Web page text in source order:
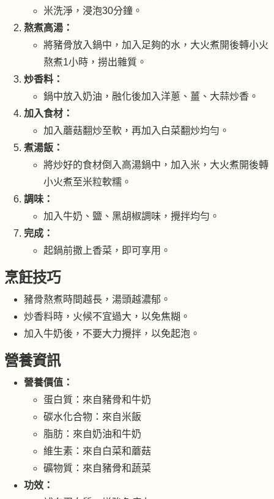
米洗淨，浸泡30分鐘。
熬煮高湯：
將豬骨放入鍋中，加入足夠的水，大火煮開後轉小火
熬煮1小時，撈出雜質。
炒香料：
鍋中放入奶油，融化後加入洋蔥、薑、大蒜炒香。
加入食材：
加入蘑菇翻炒至軟，再加入白菜翻炒均勻。
煮湯飯：
將炒好的食材倒入高湯鍋中，加入米，大火煮開後轉
小火煮至米粒軟糯。
調味：
加入牛奶、鹽、黑胡椒調味，攪拌均勻。
完成：
起鍋前撒上香菜，即可享用。
烹飪技巧
豬骨熬煮時間越長，湯頭越濃郁。
炒香料時，火候不宜過大，以免焦糊。
加入牛奶後，不要大力攪拌，以免起泡。
營養資訊
營養價值：
蛋白質：來自豬骨和牛奶
碳水化合物：來自米飯
脂肪：來自奶油和牛奶
維生素：來自白菜和蘑菇
礦物質：來自豬骨和蔬菜
功效：